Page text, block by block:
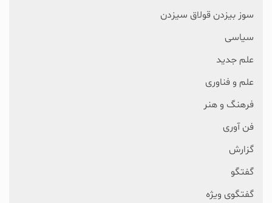
سوز بیزدن قولاق سیزدن
سیاسی
علم جدید
علم و فناوری
فرهنگ و هنر
فن آوری
گزارش
گفتگو
گفتگوی ویژه